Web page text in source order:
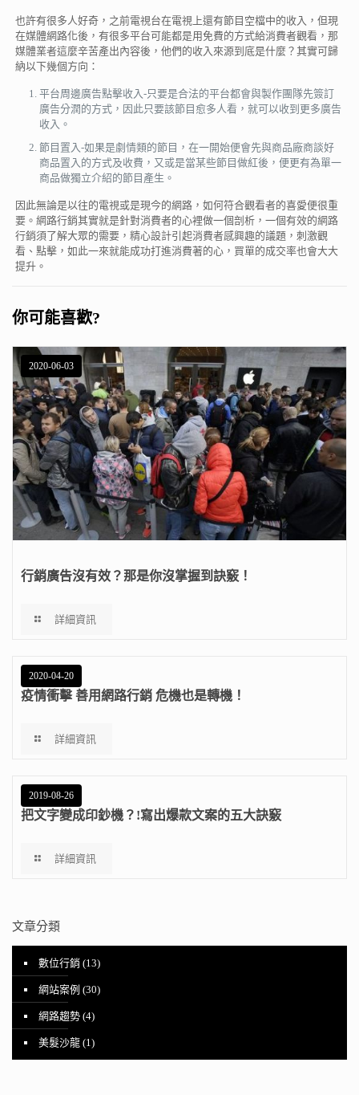
也許有很多人好奇，之前電視台在電視上還有節目空檔中的收入，但現
在媒體網路化後，有很多平台可能都是用免費的方式給消費者觀看，那
媒體業者這麼辛苦產出內容後，他們的收入來源到底是什麼？其實可歸
納以下幾個方向：
平台周邊廣告點擊收入-只要是合法的平台都會與製作團隊先簽訂
廣告分潤的方式，因此只要該節目愈多人看，就可以收到更多廣告
收入。
節目置入-如果是劇情類的節目，在一開始便會先與商品廠商談好
商品置入的方式及收費，又或是當某些節目做紅後，便更有為單一
商品做獨立介紹的節目產生。
因此無論是以往的電視或是現今的網路，如何符合觀看者的喜愛便很重
要。網路行銷其實就是針對消費者的心裡做一個剖析，一個有效的網路
行銷須了解大眾的需要，精心設計引起消費者感興趣的議題，刺激觀
看、點擊，如此一來就能成功打進消費著的心，買單的成交率也會大大
提升。
你可能喜歡?
2020-06-03
行銷廣告沒有效？那是你沒掌握到訣竅！
詳細資訊
2020-04-20
疫情衝擊 善用網路行銷 危機也是轉機！
詳細資訊
2019-08-26
把文字變成印鈔機？!寫出爆款文案的五大訣竅
詳細資訊
文章分類
數位行銷 (13)
網站案例 (30)
網路趨勢 (4)
美髮沙龍 (1)